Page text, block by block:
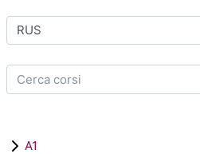
Categorie di corso
Cerca corsi
A1